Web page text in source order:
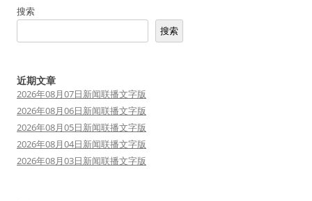
搜索
搜索
近期文章
2026年08月07日新闻联播文字版
2026年08月06日新闻联播文字版
2026年08月05日新闻联播文字版
2026年08月04日新闻联播文字版
2026年08月03日新闻联播文字版